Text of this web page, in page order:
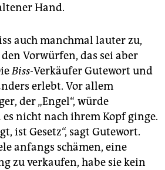
Hand.
auch manchmal lauter zu,
Vorwürfen, das sei aber
Biss-Verkäufer Gutewort und
erlebt. Vor allem
der „Engel“, würde
es nicht nach ihrem Kopf ginge.
ist Gesetz“, sagt Gutewort.
anfangs schämen, eine
zu verkaufen, habe sie kein